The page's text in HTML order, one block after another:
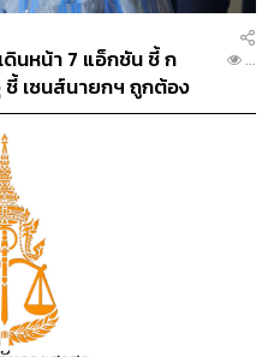
นหน้า 7 แอ็กชัน ชี้ ก
ชี้ เซนส์นายกฯ ถูกต้อง
...